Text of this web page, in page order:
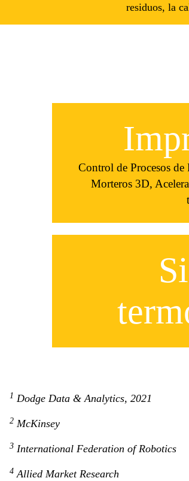
residuos, la
Control de Procesos
Morteros 3D,
1 Dodge Data & Analytics, 2021
2 McKinsey
3 International Federation of Robotics
4 Allied Market Research